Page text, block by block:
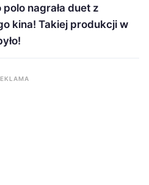
nagrała duet z
kina! Takiej produkcji w